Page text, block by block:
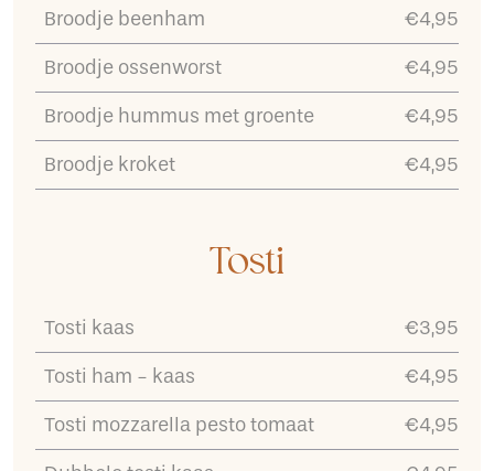
Broodje beenham €4,95
Broodje ossenworst €4,95
Broodje hummus met groente €4,95
Broodje kroket €4,95
Tosti
Tosti kaas €3,95
Tosti ham - kaas €4,95
Tosti mozzarella pesto tomaat €4,95